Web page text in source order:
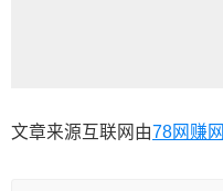
文章来源互联网由78网赚网